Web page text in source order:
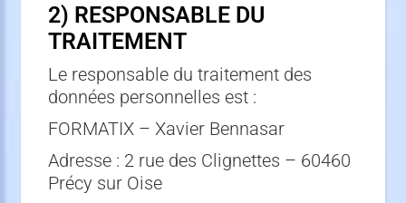
2) RESPONSABLE DU
TRAITEMENT
Le responsable du traitement des
données personnelles est :
FORMATIX – Xavier Bennasar
Adresse : 2 rue des Clignettes – 60460
Précy sur Oise